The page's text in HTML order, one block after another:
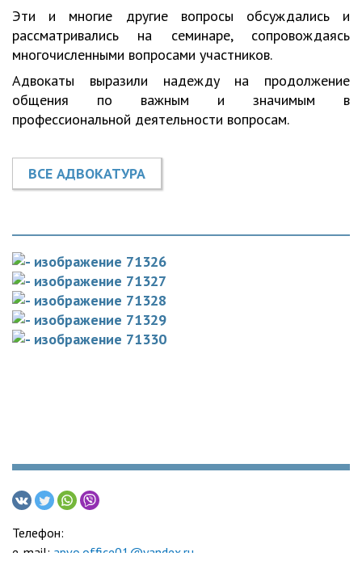
Эти и многие другие вопросы обсуждались и
рассматривались на семинаре, сопровождаясь
многочисленными вопросами участников.
Адвокаты выразили надежду на продолжение
общения по важным и значимым в
профессиональной деятельности вопросам.
ВСЕ АДВОКАТУРА
Телефон:
e-mail: apvo.office01@yandex.ru